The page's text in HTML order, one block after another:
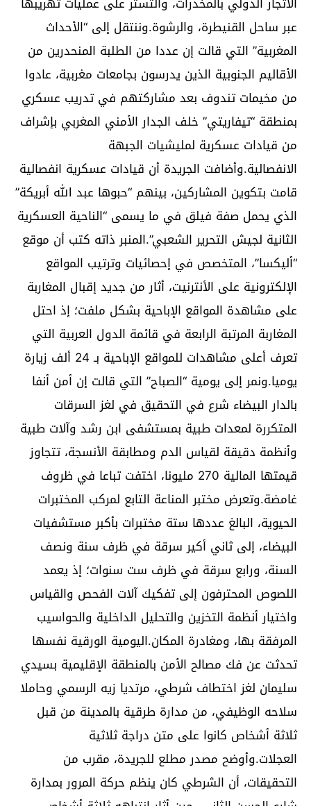
عبر ساحل القنيطرة، والرشوة.وننتقل إلى “الأحداث
المغربية” التي قالت إن عددا من الطلبة المنحدرين من
الأقاليم الجنوبية الذين يدرسون بجامعات مغربية، عادوا
من مخيمات تندوف بعد مشاركتهم في تدريب عسكري
بمنطقة “تيفاريتي” خلف الجدار الأمني المغربي بإشراف
من قيادات عسكرية لمليشيات الجبهة
الانفصالية.وأضافت الجريدة أن قيادات عسكرية انفصالية
قامت بتكوين المشاركين، بينهم “حبوها عبد الله أبريكة”
الذي يحمل صفة فيلق في ما يسمى “الناحية العسكرية
الثانية لجيش التحرير الشعبي”.المنبر ذاته كتب أن موقع
“أليكسا”، المتخصص في إحصائيات وترتيب المواقع
الإلكترونية على الأنترنيت، أثار من جديد إقبال المغاربة
على مشاهدة المواقع الإباحية بشكل ملفت؛ إذ احتل
المغاربة المرتبة الرابعة في قائمة الدول العربية التي
تعرف أعلى مشاهدات للمواقع الإباحية بـ 24 ألف زيارة
يوميا.ونمر إلى يومية “الصباح” التي قالت إن أمن أنفا
بالدار البيضاء شرع في التحقيق في لغز السرقات
المتكررة لمعدات طبية بمستشفى ابن رشد وآلات طبية
وأنظمة دقيقة لقياس الدم ومطابقة الأنسجة، تتجاوز
قيمتها المالية 270 مليونا، اختفت تباعا في ظروف
غامضة.وتعرض مختبر المناعة التابع لمركب المختبرات
الحيوية، البالغ عددها ستة مختبرات بأكبر مستشفيات
البيضاء، إلى ثاني أكير سرقة في ظرف سنة ونصف
السنة، ورابع سرقة في ظرف ست سنوات؛ إذ يعمد
اللصوص المحترفون إلى تفكيك آلات الفحص والقياس
واختيار أنظمة التخزين والتحليل الداخلية والحواسيب
المرفقة بها، ومغادرة المكان.اليومية الورقية نفسها
تحدثت عن فك مصالح الأمن بالمنطقة الإقليمية بسيدي
سليمان لغز اختطاف شرطي، مرتديا زيه الرسمي وحاملا
سلاحه الوظيفي، من مدارة طرقية بالمدينة من قبل
ثلاثة أشخاص كانوا على متن دراجة ثلاثية
العجلات.وأوضح مصدر مطلع للجريدة، مقرب من
التحقيقات، أن الشرطي كان ينظم حركة المرور بمدارة